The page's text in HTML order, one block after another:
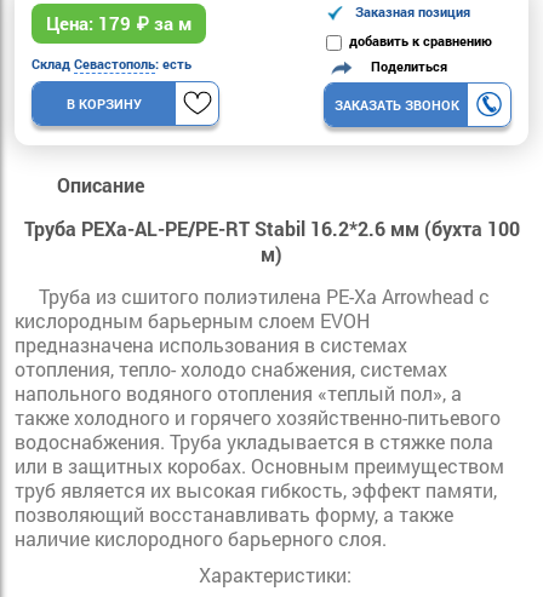
Цена: 179 ₽ за м
Заказная позиция
добавить к сравнению
Склад Севастополь: есть
В КОРЗИНУ
Поделиться
ЗАКАЗАТЬ ЗВОНОК
Описание
Труба PEXa-AL-PE/PE-RT Stabil 16.2*2.6 мм (бухта 100
м)
Труба из сшитого полиэтилена PE-Xa Arrowhead с
кислородным барьерным слоем EVOH
предназначена использования в системах
отопления, тепло- холодо снабжения, системах
напольного водяного отопления «теплый пол», а
также холодного и горячего хозяйственно-питьевого
водоснабжения. Труба укладывается в стяжке пола
или в защитных коробах. Основным преимуществом
труб является их высокая гибкость, эффект памяти,
позволяющий восстанавливать форму, а также
наличие кислородного барьерного слоя.
Характеристики: